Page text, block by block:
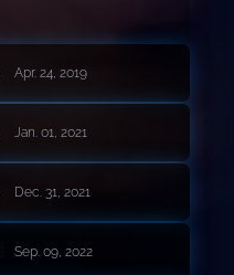
Apr. 24, 2019
Jan. 01, 2021
Dec. 31, 2021
Sep. 09, 2022